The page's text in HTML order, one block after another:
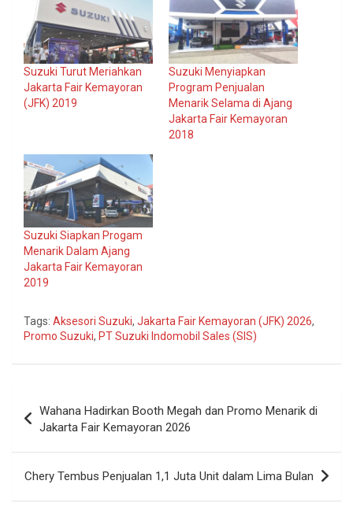
Suzuki Turut Meriahkan
Jakarta Fair Kemayoran
(JFK) 2019
Suzuki Menyiapkan
Program Penjualan
Menarik Selama di Ajang
Jakarta Fair Kemayoran
2018
Suzuki Siapkan Progam
Menarik Dalam Ajang
Jakarta Fair Kemayoran
2019
Tags: Aksesori Suzuki, Jakarta Fair Kemayoran (JFK) 2026,
Promo Suzuki, PT Suzuki Indomobil Sales (SIS)
pos
Wahana Hadirkan Booth Megah dan Promo Menarik di
Jakarta Fair Kemayoran 2026
Chery Tembus Penjualan 1,1 Juta Unit dalam Lima Bulan